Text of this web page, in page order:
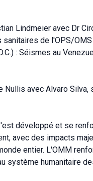
Lindmeier avec Dr
sanitaires de l'OPS/
: Séismes au
Nullis avec Alvaro Silva,
développé et se
avec des impacts
entier. L'OMM
système humanitaire